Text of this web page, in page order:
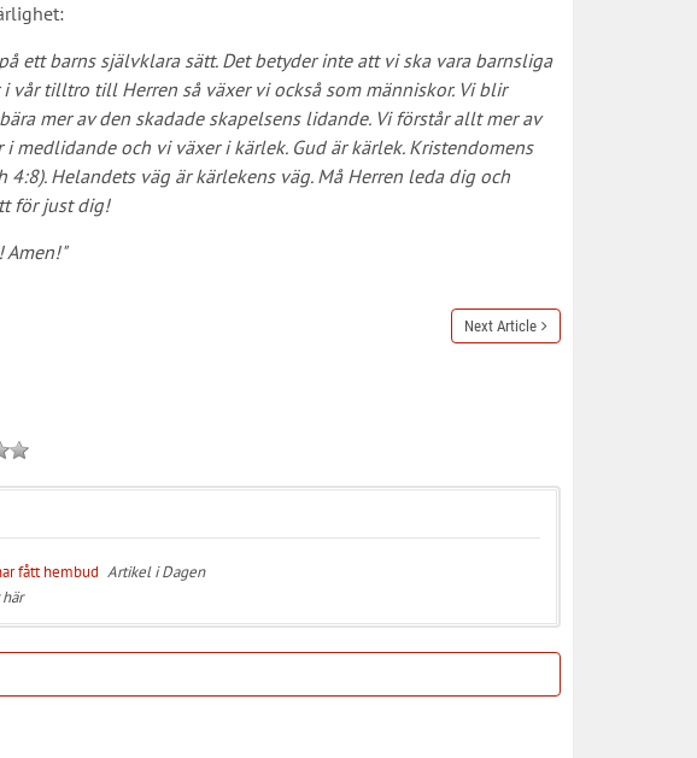
ett barns självklara sätt. Det betyder inte att vi ska vara barnsliga
vår tilltro till Herren så växer vi också som människor. Vi blir
mer av den skadade skapelsens lidande. Vi förstår allt mer av
i medlidande och vi växer i kärlek. Gud är kärlek. Kristendomens
4:8). Helandets väg är kärlekens väg. Må Herren leda dig och
för just dig!
Amen!"
Next Article
fått hembud Artikel i Dagen